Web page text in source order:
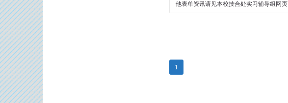
他表单资讯请见本校技合处实习辅导组网页
1